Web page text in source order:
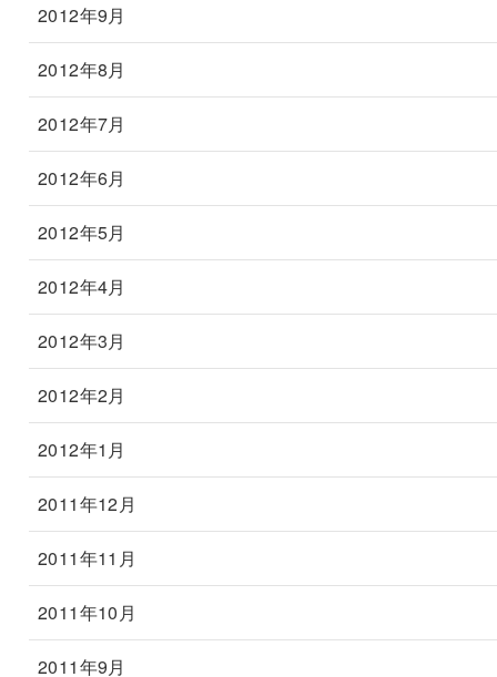
2012年9月
2012年8月
2012年7月
2012年6月
2012年5月
2012年4月
2012年3月
2012年2月
2012年1月
2011年12月
2011年11月
2011年10月
2011年9月